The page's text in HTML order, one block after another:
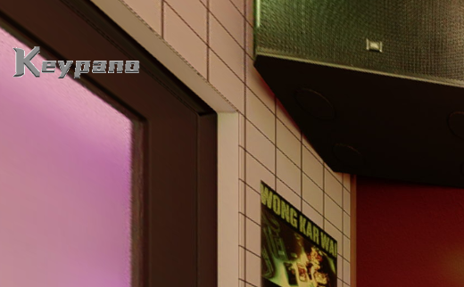
Exit VR
VR Setup
加载中...
loading 38%